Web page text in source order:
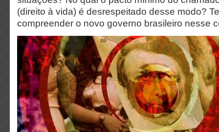
(direito à vida) é desrespeitado desse modo?
compreender o novo governo brasileiro nesse